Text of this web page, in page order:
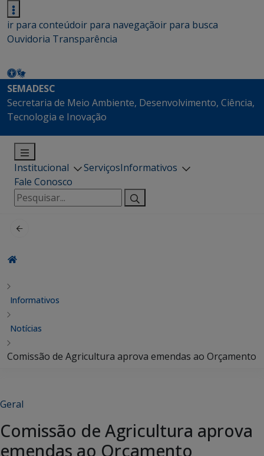
ir para conteúdoir para navegaçãoir para busca
Ouvidoria Transparência
SEMADESC
Secretaria de Meio Ambiente, Desenvolvimento, Ciência,
Tecnologia e Inovação
Institucional ServiçosInformativos
Fale Conosco
Pesquisar
por:
Informativos
Notícias
Comissão de Agricultura aprova emendas ao Orçamento
Geral
Comissão de Agricultura aprova
emendas ao Orçamento